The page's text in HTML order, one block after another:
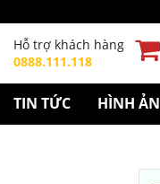
Hỗ trợ khách hàng
0888.111.118
TIN TỨC HÌNH